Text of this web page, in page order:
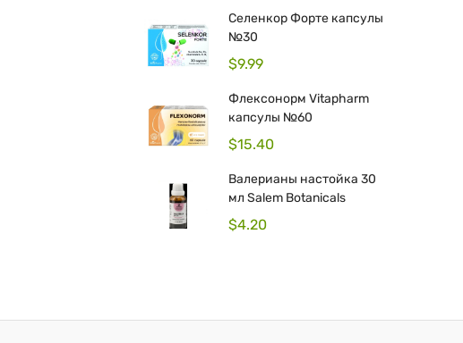
Селенкор Форте капсулы
№30
$9.99
Флексонорм Vitapharm
капсулы №60
$15.40
Валерианы настойка 30
мл Salem Botanicals
$4.20